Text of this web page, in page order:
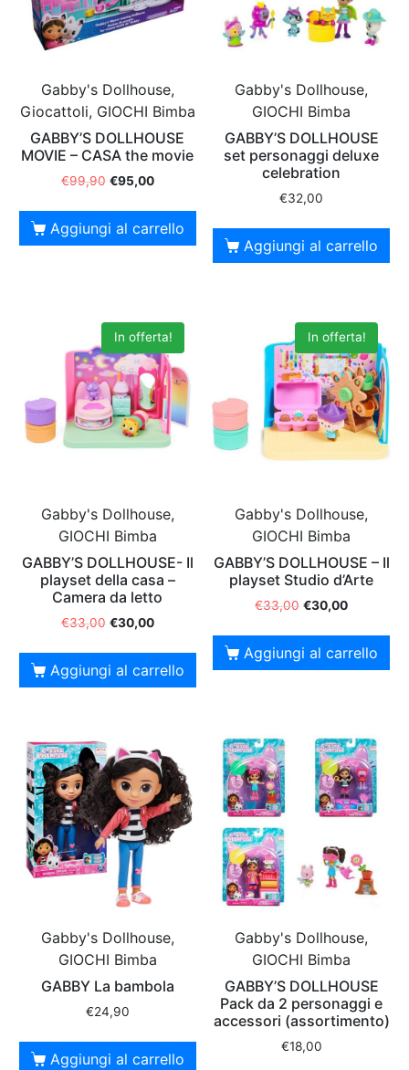
Gabby's Dollhouse,
Giocattoli, GIOCHI Bimba
GABBY’S DOLLHOUSE
MOVIE – CASA the movie
€99,90 €95,00
Aggiungi al carrello
Gabby's Dollhouse,
GIOCHI Bimba
GABBY’S DOLLHOUSE
set personaggi deluxe
celebration
€32,00
Aggiungi al carrello
In offerta!
Gabby's Dollhouse,
GIOCHI Bimba
GABBY’S DOLLHOUSE- Il
playset della casa –
Camera da letto
€33,00 €30,00
Aggiungi al carrello
In offerta!
Gabby's Dollhouse,
GIOCHI Bimba
GABBY’S DOLLHOUSE – Il
playset Studio d’Arte
€33,00 €30,00
Aggiungi al carrello
Gabby's Dollhouse,
GIOCHI Bimba
GABBY La bambola
€24,90
Aggiungi al carrello
Gabby's Dollhouse,
GIOCHI Bimba
GABBY’S DOLLHOUSE
Pack da 2 personaggi e
accessori (assortimento)
€18,00